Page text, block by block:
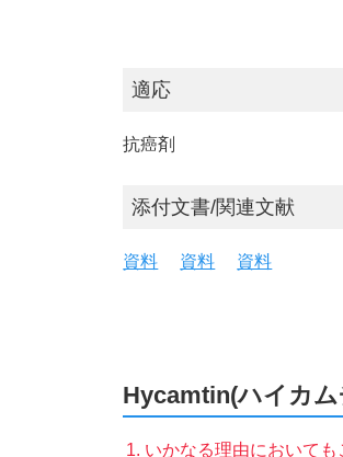
適応
抗癌剤
添付文書/関連文献
資料 資料 資料
Hycamtin(ハイカ
いかなる理由において